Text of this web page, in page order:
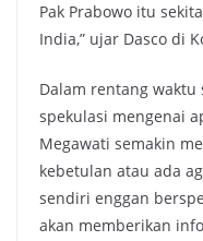
Pak Prabowo itu
India,” ujar Dasco di
Dalam rentang waktu
spekulasi mengenai
Megawati semakin
kebetulan atau ada
sendiri enggan
akan memberikan